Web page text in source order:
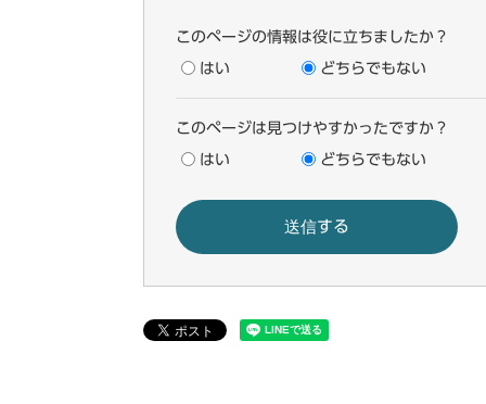
このページの情報は役に立ちましたか？
はい どちらでもない
このページは見つけやすかったですか？
はい どちらでもない